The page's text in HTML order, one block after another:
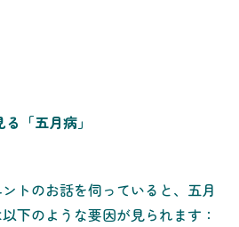
「五月病」
トのお話を伺っていると、五月
下のような要因が見られます：